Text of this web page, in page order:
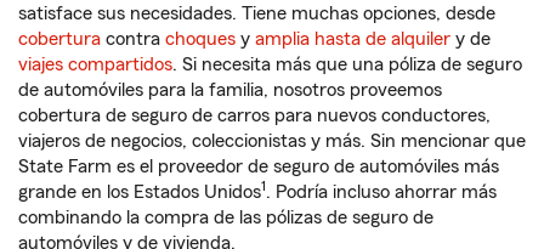
satisface sus necesidades. Tiene muchas opciones, desde
cobertura contra choques y amplia hasta de alquiler y de
viajes compartidos. Si necesita más que una póliza de seguro
de automóviles para la familia, nosotros proveemos
cobertura de seguro de carros para nuevos conductores,
viajeros de negocios, coleccionistas y más. Sin mencionar que
State Farm es el proveedor de seguro de automóviles más
grande en los Estados Unidos1 . Podría incluso ahorrar más
combinando la compra de las pólizas de seguro de
automóviles y de vivienda.